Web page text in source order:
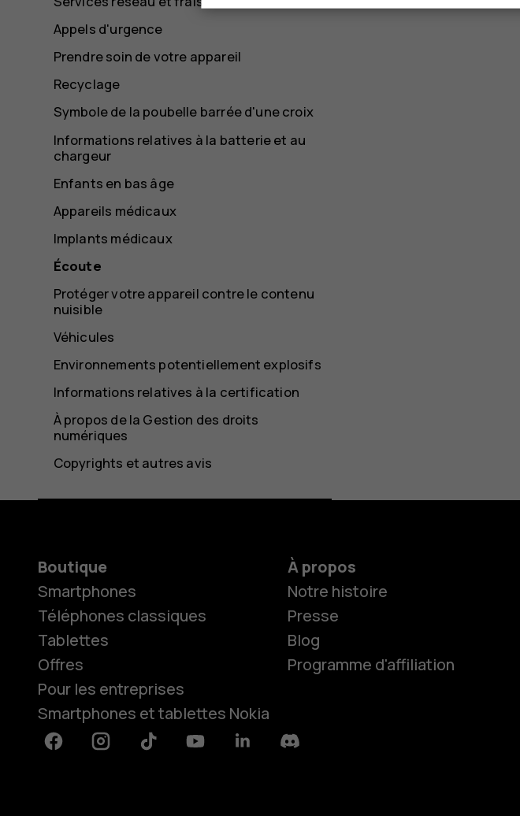
Appels d'urgence
Prendre soin de votre appareil
Recyclage
Symbole de la poubelle barrée d'une croix
Informations relatives à la batterie et au
chargeur
Enfants en bas âge
Appareils médicaux
Implants médicaux
Écoute
Protéger votre appareil contre le contenu
nuisible
Véhicules
Environnements potentiellement explosifs
Informations relatives à la certification
À propos de la Gestion des droits
numériques
Copyrights et autres avis
Boutique
Smartphones
Téléphones classiques
Tablettes
Offres
Pour les entreprises
Smartphones et tablettes Nokia
À propos
Notre histoire
Presse
Blog
Programme d'affiliation
FacebookInstagramTiktok YoutubeLinkedinDiscord